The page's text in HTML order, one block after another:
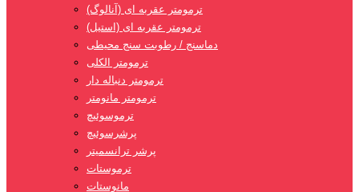
ترمومتر عقربه ای (آنالوگ)
ترمومتر عقربه ای (استیل)
دماسنج / رطوبت سنج محیطی
ترمومتر الکلی
ترمومتر دنباله دار
ترمومتر مانومتر
ترموسوئیچ
پرشرسوئیچ
پرشر ترانسمیتر
ترموستات
مانوستات